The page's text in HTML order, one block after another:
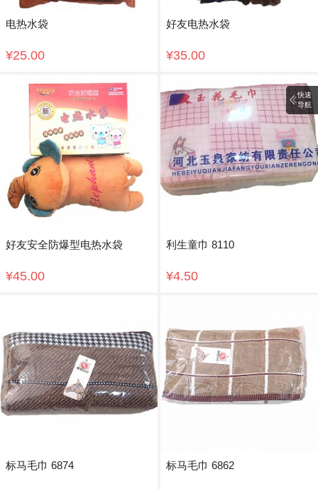
电热水袋
¥25.00
好友电热水袋
¥35.00
好友安全防爆型电热水袋
¥45.00
利生童巾 8110
¥4.50
标马毛巾 6874 标马毛巾 6862
快速
导航